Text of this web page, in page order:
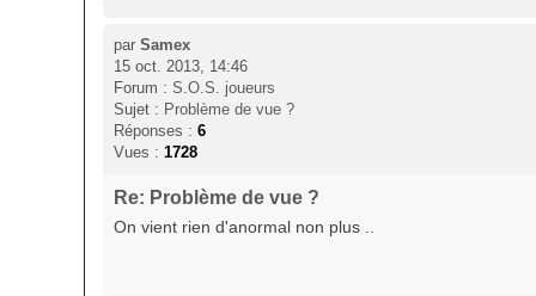
par Samex
15 oct. 2013, 14:46
Forum : S.O.S. joueurs
Sujet : Problème de vue ?
Réponses : 6
Vues : 1728
Re: Problème de vue ?
On vient rien d'anormal non plus ..